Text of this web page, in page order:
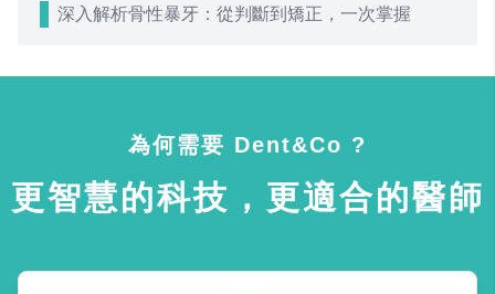
深入解析骨性暴牙：從判斷到矯正，一次掌握
為何需要 Dent&Co ?
更智慧的科技，更適合的醫師